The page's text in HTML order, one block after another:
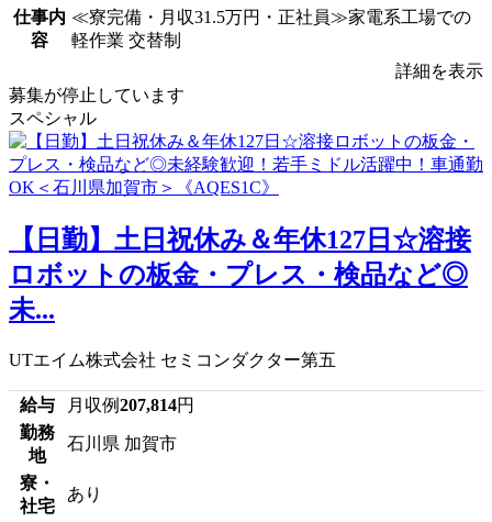
仕事内
容
≪寮完備・月収31.5万円・正社員≫家電系工場での
軽作業 交替制
詳細を表示
募集が停止しています
スペシャル
【日勤】土日祝休み＆年休127日☆溶接
ロボットの板金・プレス・検品など◎
未...
UTエイム株式会社 セミコンダクター第五
給与 月収例207,814円
勤務
地
石川県 加賀市
寮・
社宅
あり